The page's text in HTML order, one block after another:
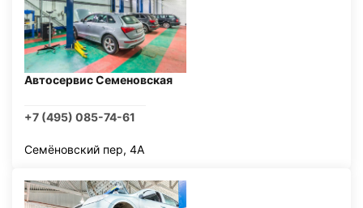
Автосервис Семеновская
+7 (495) 085-74-61
Семёновский пер, 4А